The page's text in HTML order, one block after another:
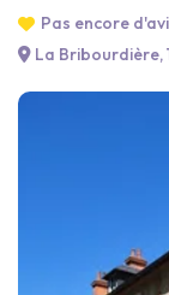
Pas encore
La Bribourdière,